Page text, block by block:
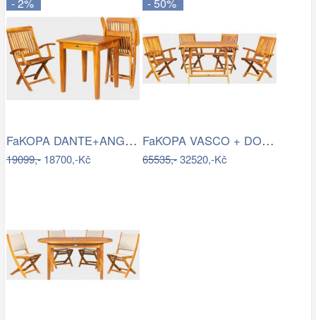
- 2%
FaKOPA DANTE+ANGELO balkonový set Mdum
19099,-18700,-Kč
- 50%
FaKOPA VASCO + DORIS - balkonový set…
65535,-32520,-Kč